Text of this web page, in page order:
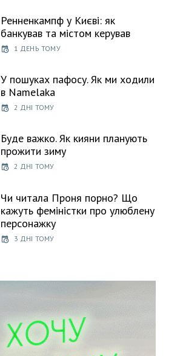
Ренненкампф у Києві: як
банкував та містом керував
1 ДЕНЬ ТОМУ
У пошуках пафосу. Як ми ходили
в Namelaka
2 ДНІ ТОМУ
Буде важко. Як кияни планують
прожити зиму
2 ДНІ ТОМУ
Чи читала Проня порно? Що
кажуть феміністки про улюблену
персонажку
3 ДНІ ТОМУ